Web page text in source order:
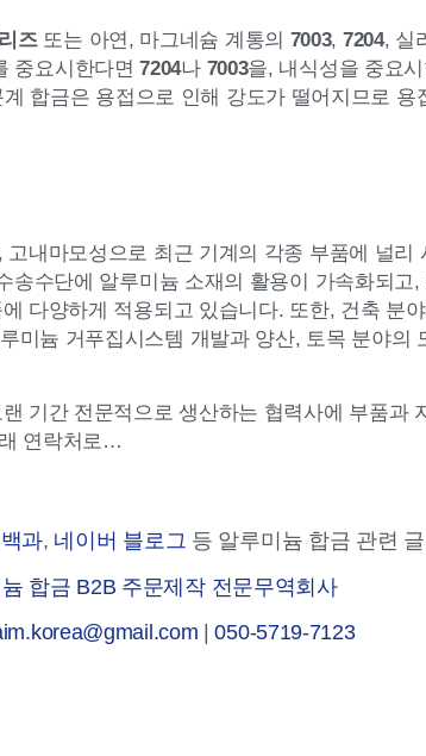
즈또는 아연, 마그네슘 계통의 7003, 7204, 실
중요시한다면7204나 7003을, 내식성을 중요시
합금은 용접으로 인해 강도가 떨어지므로 용
내마모성으로 최근 기계의 각종 부품에 널리
송수단에 알루미늄 소재의 활용이 가속화되고
다양하게 적용되고 있습니다. 또한, 건축 분
미늄 거푸집시스템 개발과 양산, 토목 분야의
기간 전문적으로 생산하는 협력사에 부품과
연락처로…
과, 네이버 블로그 등 알루미늄 합금 관련
합금 B2B 주문제작 전문무역회사
|050-5719-7123